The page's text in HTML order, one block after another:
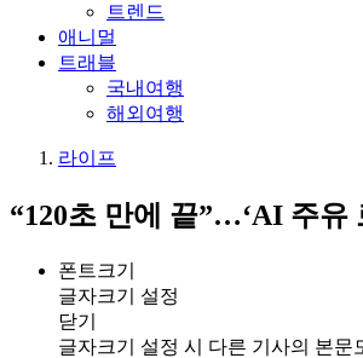
트렌드
애니멀
트래블
국내여행
해외여행
라이프
“120초 만에 끝”…‘AI 주유
폰트크기
글자크기 설정
닫기
글자크기 설정 시 다른 기사의 본문